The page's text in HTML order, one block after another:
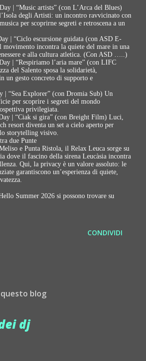
| “Music artists” (con L’Arca del Blues)
degli Artisti: un incontro ravvicinato con
per scoprirne segreti e retroscena a un
| “Ciclo escursione guidata (con ASD E-
movimento incontra la quiete del mare in una
e alla cultura atletica. (Con ASD …..)
| “Respiriamo l’aria mare” (con LIFC
del Salento sposa la solidarietà,
un gesto concreto di supporto e
| “Sea Explorer” (con Dromia Sub) Un
per scoprire i segreti del mondo
privilegiata.
| “Ciak si gira” (con Breight Film) Luci,
resort diventa un set a cielo aperto per
storytelling visivo.
due Punte
e Punta Ristola, il Relax Leuca sorge su
dove il fascino della sirena Leucàsia incontra
Qui, la privacy è un valore assoluto: le
garantiscono un’esperienza di quiete,
Summer 2026 si possono trovare su
CONDIVIDI
blog
dj